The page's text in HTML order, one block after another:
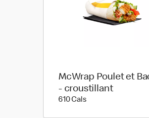
McWrap Poulet et
- croustillant
610 Cals610 calories